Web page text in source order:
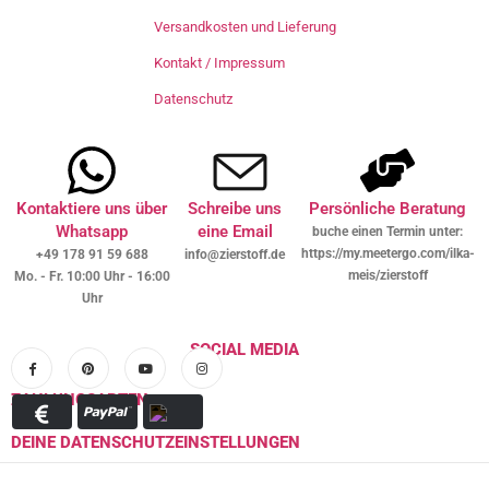
Versandkosten und Lieferung
Kontakt / Impressum
Datenschutz
Kontaktiere uns über
Whatsapp
+49 178 91 59 688
Mo. - Fr. 10:00 Uhr - 16:00
Uhr
Schreibe uns
eine Email
info@zierstoff.de
Persönliche Beratung
buche einen Termin unter:
https://my.meetergo.com/ilka-
meis/zierstoff
SOCIAL MEDIA
ZAHLUNGSARTEN
DEINE DATENSCHUTZEINSTELLUNGEN